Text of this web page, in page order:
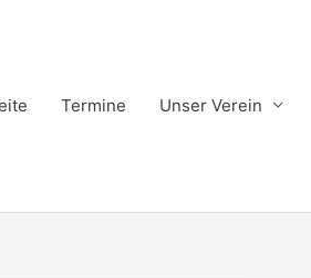
Termine Unser Verein